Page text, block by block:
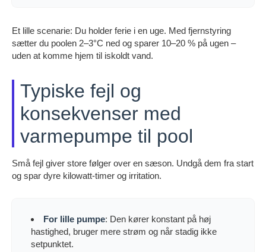
Et lille scenarie: Du holder ferie i en uge. Med fjernstyring
sætter du poolen 2–3°C ned og sparer 10–20 % på ugen –
uden at komme hjem til iskoldt vand.
Typiske fejl og
konsekvenser med
varmepumpe til pool
Små fejl giver store følger over en sæson. Undgå dem fra start
og spar dyre kilowatt-timer og irritation.
For lille pumpe: Den kører konstant på høj
hastighed, bruger mere strøm og når stadig ikke
setpunktet.